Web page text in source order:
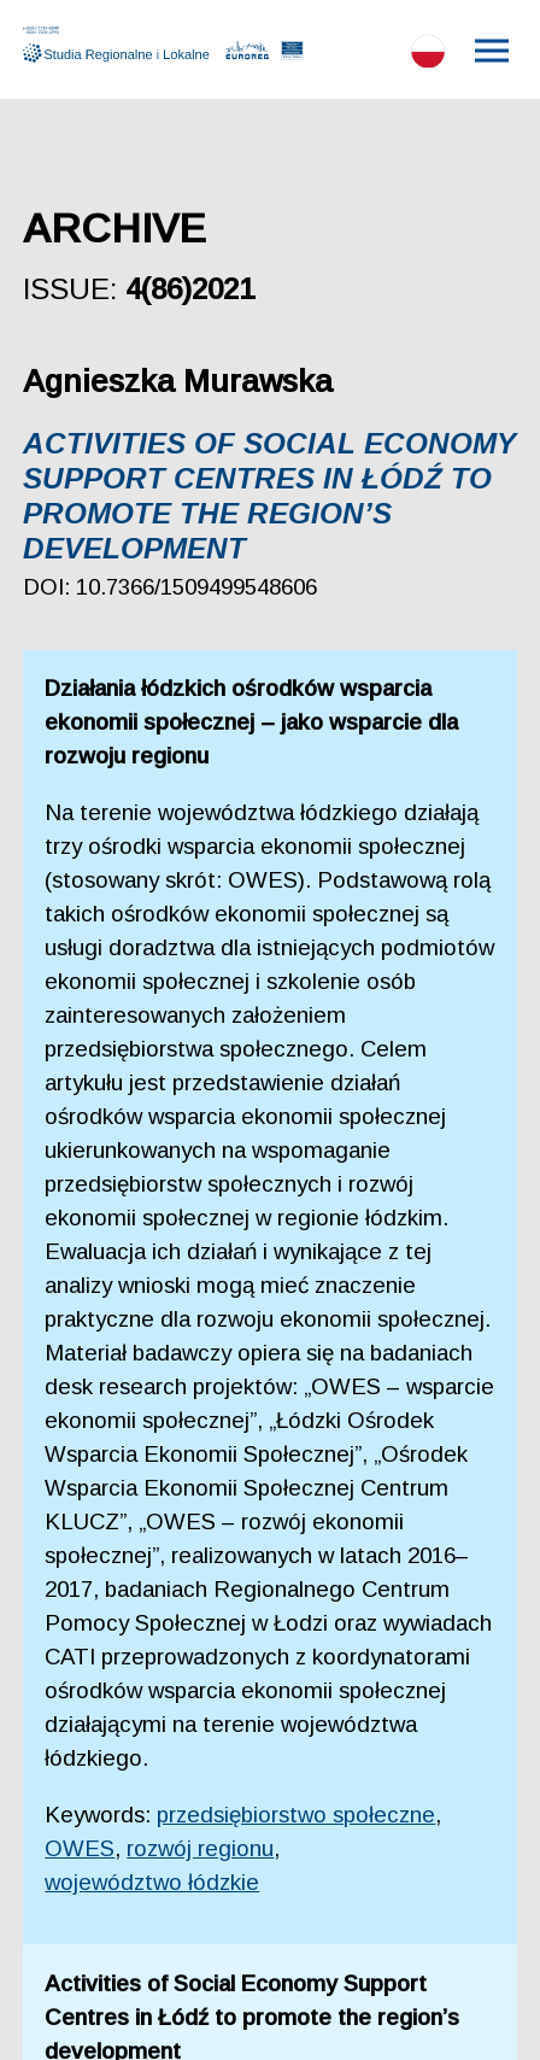
ARCHIVE
ISSUE: 4(86)2021
Agnieszka Murawska
ACTIVITIES OF SOCIAL ECONOMY
SUPPORT CENTRES IN ŁÓDŹ TO
PROMOTE THE REGION’S
DEVELOPMENT
DOI: 10.7366/1509499548606
Działania łódzkich ośrodków wsparcia
ekonomii społecznej – jako wsparcie dla
rozwoju regionu
Na terenie województwa łódzkiego działają
trzy ośrodki wsparcia ekonomii społecznej
(stosowany skrót: OWES). Podstawową rolą
takich ośrodków ekonomii społecznej są
usługi doradztwa dla istniejących podmiotów
ekonomii społecznej i szkolenie osób
zainteresowanych założeniem
przedsiębiorstwa społecznego. Celem
artykułu jest przedstawienie działań
ośrodków wsparcia ekonomii społecznej
ukierunkowanych na wspomaganie
przedsiębiorstw społecznych i rozwój
ekonomii społecznej w regionie łódzkim.
Ewaluacja ich działań i wynikające z tej
analizy wnioski mogą mieć znaczenie
praktyczne dla rozwoju ekonomii społecznej.
Materiał badawczy opiera się na badaniach
desk research projektów: „OWES – wsparcie
ekonomii społecznej”, „Łódzki Ośrodek
Wsparcia Ekonomii Społecznej”, „Ośrodek
Wsparcia Ekonomii Społecznej Centrum
KLUCZ”, „OWES – rozwój ekonomii
społecznej”, realizowanych w latach 2016–
2017, badaniach Regionalnego Centrum
Pomocy Społecznej w Łodzi oraz wywiadach
CATI przeprowadzonych z koordynatorami
ośrodków wsparcia ekonomii społecznej
działającymi na terenie województwa
łódzkiego.
Keywords: przedsiębiorstwo społeczne,
OWES, rozwój regionu,
województwo łódzkie
Activities of Social Economy Support
Centres in Łódź to promote the region’s
development